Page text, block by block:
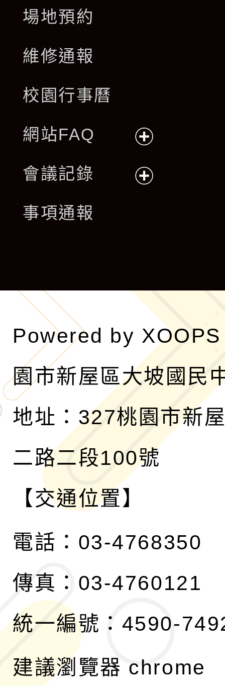
場地預約
維修通報
校園行事曆
網站FAQ
開
會議記錄
單
事項通報
Powered by XOOPS
園市新屋區大坡國民
地址：327桃園市新
二路二段100號
【交通位置】
電話：03-4768350
傳真：03-4760121
統一編號：4590-
建議瀏覽器 chrome